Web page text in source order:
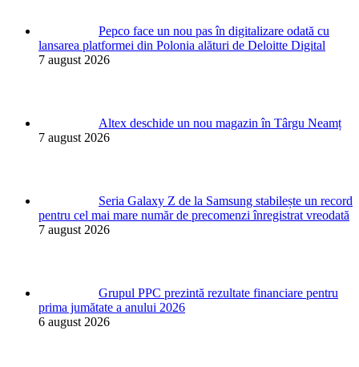
Pepco face un nou pas în digitalizare odată cu
lansarea platformei din Polonia alături de Deloitte Digital
7 august 2026
Altex deschide un nou magazin în Târgu Neamț
7 august 2026
Seria Galaxy Z de la Samsung stabilește un record
pentru cel mai mare număr de precomenzi înregistrat vreodată
7 august 2026
Grupul PPC prezintă rezultate financiare pentru
prima jumătate a anului 2026
6 august 2026